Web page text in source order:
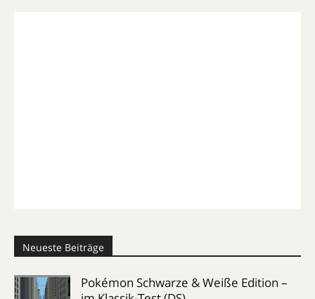
Neueste Beiträge
Pokémon Schwarze & Weiße Edition –